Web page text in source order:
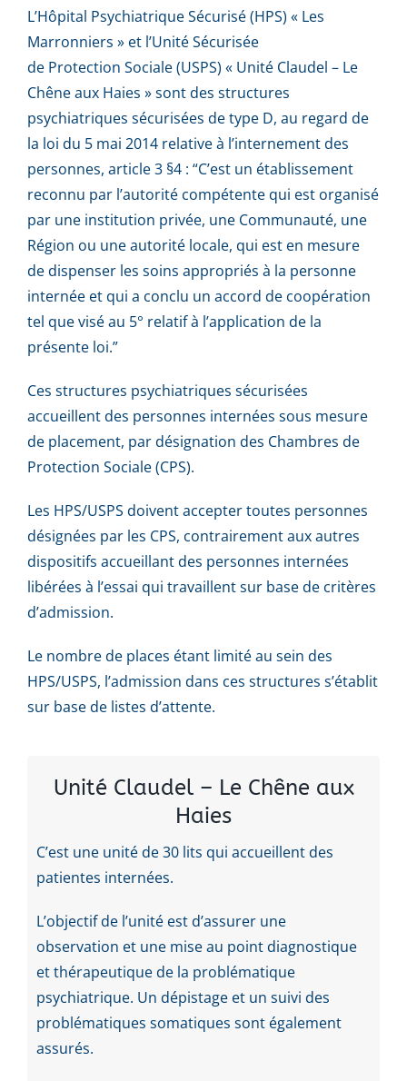
L’Hôpital Psychiatrique Sécurisé (HPS) « Les
Marronniers » et l’Unité Sécurisée
de Protection Sociale (USPS) « Unité Claudel – Le
Chêne aux Haies » sont des structures
psychiatriques sécurisées de type D, au regard de
la loi du 5 mai 2014 relative à l’internement des
personnes, article 3 §4 : “C’est un établissement
reconnu par l’autorité compétente qui est organisé
par une institution privée, une Communauté, une
Région ou une autorité locale, qui est en mesure
de dispenser les soins appropriés à la personne
internée et qui a conclu un accord de coopération
tel que visé au 5° relatif à l’application de la
présente loi.”
Ces structures psychiatriques sécurisées
accueillent des personnes internées sous mesure
de placement, par désignation des Chambres de
Protection Sociale (CPS).
Les HPS/USPS doivent accepter toutes personnes
désignées par les CPS, contrairement aux autres
dispositifs accueillant des personnes internées
libérées à l’essai qui travaillent sur base de critères
d’admission.
Le nombre de places étant limité au sein des
HPS/USPS, l’admission dans ces structures s’établit
sur base de listes d’attente.
Unité Claudel – Le Chêne aux
Haies
C’est une unité de 30 lits qui accueillent des
patientes internées.
L’objectif de l’unité est d’assurer une
observation et une mise au point diagnostique
et thérapeutique de la problématique
psychiatrique. Un dépistage et un suivi des
problématiques somatiques sont également
assurés.